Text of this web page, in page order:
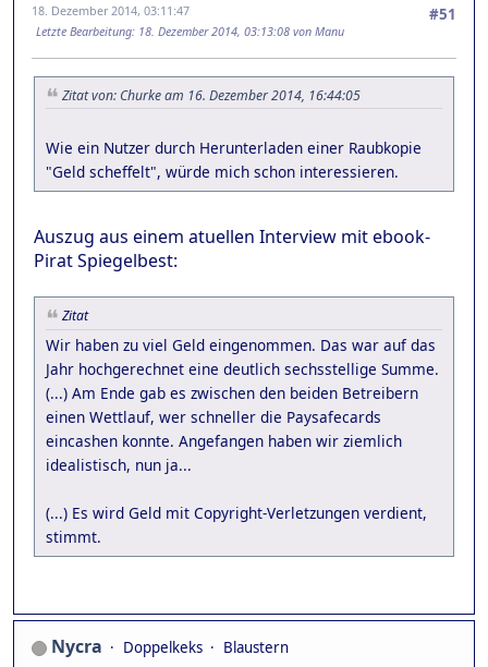
#51
18. Dezember 2014, 03:11:47
Letzte Bearbeitung: 18. Dezember 2014, 03:13:08 von Manu
Zitat von: Churke am 16. Dezember 2014, 16:44:05
Wie ein Nutzer durch Herunterladen einer Raubkopie
"Geld scheffelt", würde mich schon interessieren.
Auszug aus einem atuellen Interview mit ebook-
Pirat Spiegelbest:
Zitat
Wir haben zu viel Geld eingenommen. Das war auf das
Jahr hochgerechnet eine deutlich sechsstellige Summe.
(...) Am Ende gab es zwischen den beiden Betreibern
einen Wettlauf, wer schneller die Paysafecards
eincashen konnte. Angefangen haben wir ziemlich
idealistisch, nun ja...
(...) Es wird Geld mit Copyright-Verletzungen verdient,
stimmt.
Nycra Doppelkeks Blaustern